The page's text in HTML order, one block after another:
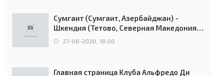
Сумгаит (Сумгаит, Азербайджан) -
Шкендия (Тетово, Северная Македония) -
0:2 (0:0)
27-08-2020, 18:00
Главная страница Клуба Альфредо Ди